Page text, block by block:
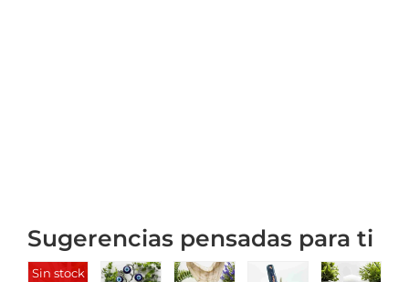
Sugerencias pensadas para ti
Sin stock